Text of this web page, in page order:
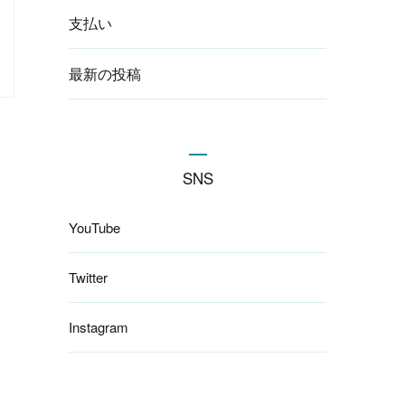
支払い
最新の投稿
SNS
YouTube
Twitter
Instagram